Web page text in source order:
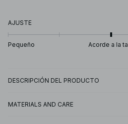
AJUSTE
Pequeño Acorde a la
DESCRIPCIÓN DEL PRODUCTO
MATERIALS AND CARE